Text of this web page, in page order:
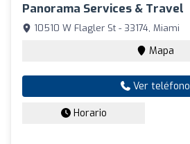
Panorama Services & Travel
10510 W Flagler St - 33174, Miami
Mapa
Ver teléfono
Horario